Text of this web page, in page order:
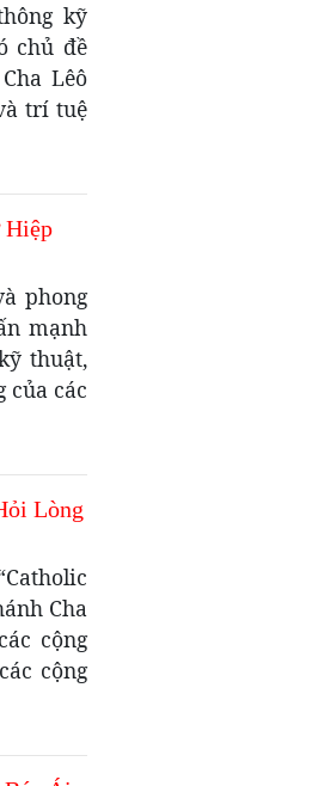
kỹ
chủ đề
Lêô
trí tuệ
Hiệp
phong
mạnh
thuật,
của các
Lòng
Cha
cộng
cộng